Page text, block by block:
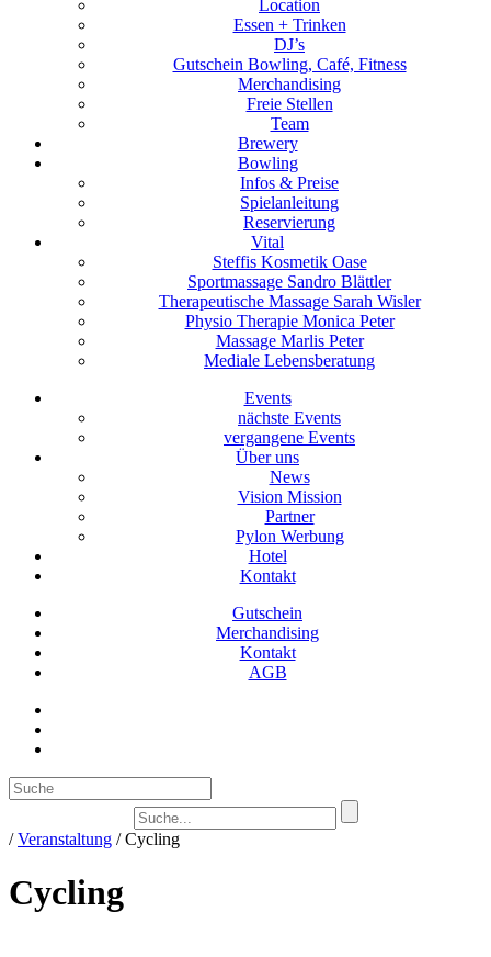
Location
Essen + Trinken
DJ’s
Gutschein Bowling, Café, Fitness
Merchandising
Freie Stellen
Team
Brewery
Bowling
Infos & Preise
Spielanleitung
Reservierung
Vital
Steffis Kosmetik Oase
Sportmassage Sandro Blättler
Therapeutische Massage Sarah Wisler
Physio Therapie Monica Peter
Massage Marlis Peter
Mediale Lebensberatung
Events
nächste Events
vergangene Events
Über uns
News
Vision Mission
Partner
Pylon Werbung
Hotel
Kontakt
Gutschein
Merchandising
Kontakt
AGB
/Veranstaltung /Cycling
Cycling